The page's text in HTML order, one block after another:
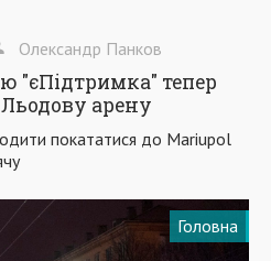
Олександр Панков
"єПідтримка" тепер
арену
покататися до Mariupol
Головна